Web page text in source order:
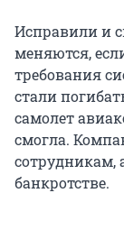
Исправили и
меняются,
требования
стали
самолет
смогла.
сотрудникам,
банкротстве.